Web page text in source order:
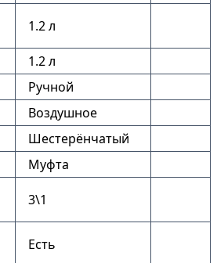
1.2 л
1.2 л
Ручной
Воздушное
Шестерёнчатый
Муфта
3\1
Есть